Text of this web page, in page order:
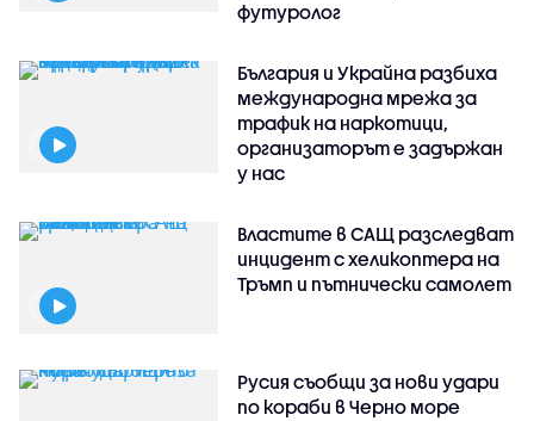
футуролог
България и Украйна разбиха
международна мрежа за
трафик на наркотици,
организаторът е задържан
у нас
Властите в САЩ разследват
инцидент с хеликоптера на
Тръмп и пътнически самолет
Русия съобщи за нови удари
по кораби в Черно море